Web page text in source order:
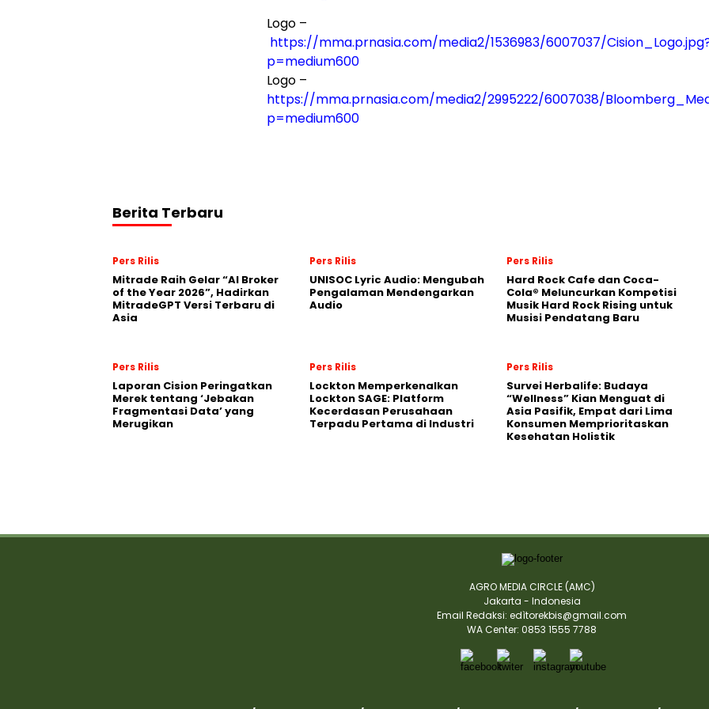
Logo –
https://mma.prnasia.com/media2/1536983/6007037/
p=medium600
Logo –
https://mma.prnasia.com/media2/2995222/6007038/
p=medium600
Berita Terbaru
Pers Rilis
Mitrade Raih Gelar “AI Broker
of the Year 2026”, Hadirkan
MitradeGPT Versi Terbaru di
Asia
Pers Rilis
UNISOC Lyric Audio: Mengubah
Pengalaman Mendengarkan
Audio
Pers Rilis
Hard Rock Cafe dan Coca-
Cola® Meluncurkan Kompetisi
Musik Hard Rock Rising untuk
Musisi Pendatang Baru
Pers Rilis
Laporan Cision Peringatkan
Merek tentang ‘Jebakan
Fragmentasi Data’ yang
Merugikan
Pers Rilis
Lockton Memperkenalkan
Lockton SAGE: Platform
Kecerdasan Perusahaan
Terpadu Pertama di Industri
Pers Rilis
Survei Herbalife: Budaya
“Wellness” Kian Menguat di
Asia Pasifik, Empat dari Lima
Konsumen Memprioritaskan
Kesehatan Holistik
AGRO MEDIA CIRCLE (AMC)
Jakarta - Indonesia
Email Redaksi: edìtorekbis@gmail.com
WA Center: 0853 1555 7788